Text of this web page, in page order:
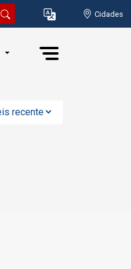
Cidades